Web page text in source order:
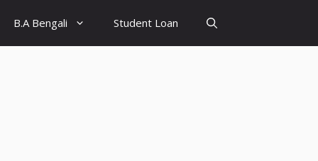
B.A Bengali Student Loan